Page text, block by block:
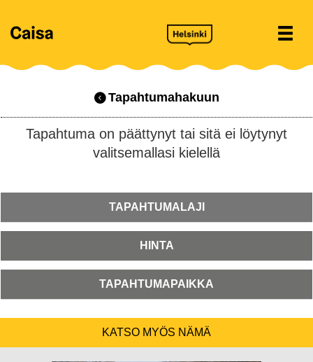
Tapahtumahakuun
Tapahtuma on päättynyt tai sitä ei löytynyt
valitsemallasi kielellä
TAPAHTUMALAJI
HINTA
TAPAHTUMAPAIKKA
KATSO MYÖS NÄMÄ